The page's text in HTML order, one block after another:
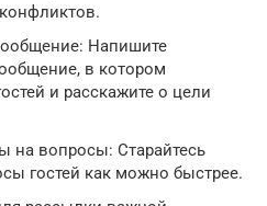
Напишите
в котором
и расскажите о цели
на вопросы: Старайтесь
гостей как можно быстрее.